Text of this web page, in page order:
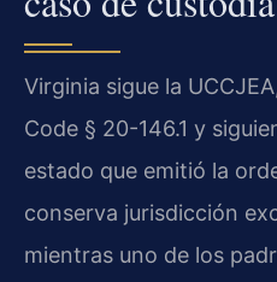
Virginia sigue la
Code § 20-146.1 y
estado que emitió la
conserva jurisdicción
mientras uno de los